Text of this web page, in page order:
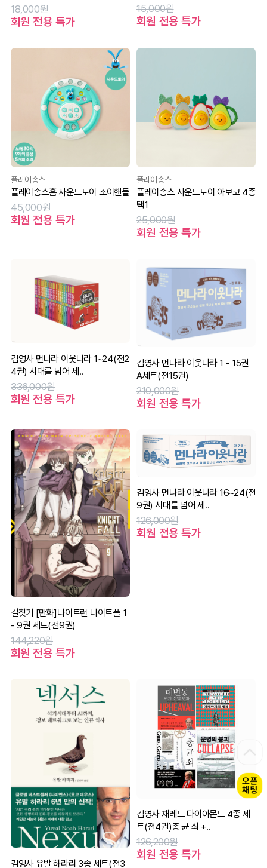
18,000원
회원 전용 특가
15,000원
회원 전용 특가
플레이송스
플레이송스홈 사운드토이 조이핸들
45,000원
회원 전용 특가
플레이송스
플레이송스 사운드토이 아보코 4종
택1
25,000원
회원 전용 특가
김영사 먼나라 이웃나라 1~24(전2
4권) 시대를 넘어 세..
336,000원
회원 전용 특가
김영사 먼나라 이웃나라 1 - 15권
A세트(전15권)
210,000원
회원 전용 특가
길찾기 [만화]나이트런 나이트폴 1
- 9권 세트(전9권)
144,220원
회원 전용 특가
김영사 먼나라 이웃나라 16~24(전
9권) 시대를 넘어 세..
126,000원
회원 전용 특가
김영사 유발 하라리 3종 세트(전3
김영사 재레드 다이아몬드 4종 세
트(전4권)총 균 쇠 +..
126,200원
회원 전용 특가